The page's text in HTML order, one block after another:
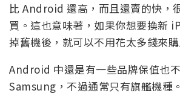
比 Android 還高，而且還賣的快，
買。這也意味著，如果你想要換新
掉舊機後，就可以不用花太多錢來購
Android 中還是有一些品牌保值也不
Samsung，不過通常只有旗艦機種。